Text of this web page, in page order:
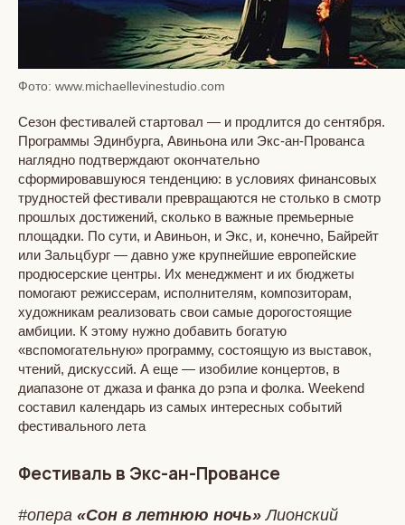
Фото: www.michaellevinestudio.com
Сезон фестивалей стартовал — и продлится до сентября.
Программы Эдинбурга, Авиньона или Экс-ан-Прованса
наглядно подтверждают окончательно
сформировавшуюся тенденцию: в условиях финансовых
трудностей фестивали превращаются не столько в смотр
прошлых достижений, сколько в важные премьерные
площадки. По сути, и Авиньон, и Экс, и, конечно, Байрейт
или Зальцбург — давно уже крупнейшие европейские
продюсерские центры. Их менеджмент и их бюджеты
помогают режиссерам, исполнителям, композиторам,
художникам реализовать свои самые дорогостоящие
амбиции. К этому нужно добавить богатую
«вспомогательную» программу, состоящую из выставок,
чтений, дискуссий. А еще — изобилие концертов, в
диапазоне от джаза и фанка до рэпа и фолка. Weekend
составил календарь из самых интересных событий
фестивального лета
Фестиваль в Экс-ан-Провансе
#опера «Сон в летнюю ночь»Лионский